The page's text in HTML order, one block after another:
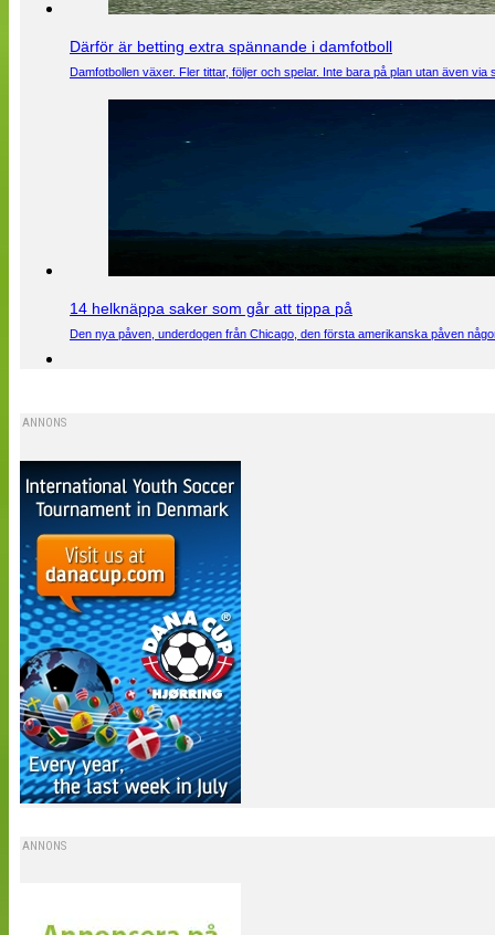
Därför är betting extra spännande i damfotboll
Damfotbollen växer. Fler tittar, följer och spelar. Inte bara på plan utan även
14 helknäppa saker som går att tippa på
Den nya påven, underdogen från Chicago, den första amerikanska påven
ANNONS
ANNONS